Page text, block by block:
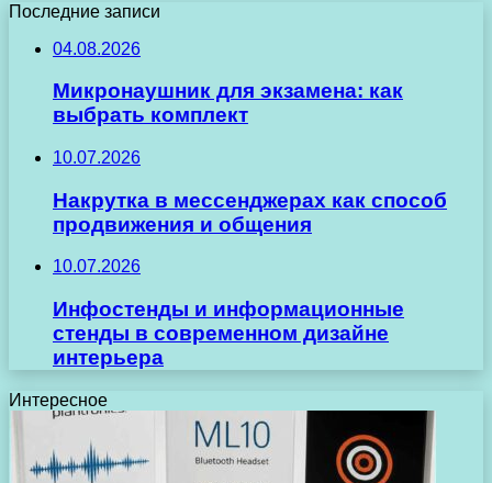
Последние записи
04.08.2026
Микронаушник для экзамена: как
выбрать комплект
10.07.2026
Накрутка в мессенджерах как способ
продвижения и общения
10.07.2026
Инфостенды и информационные
стенды в современном дизайне
интерьера
Интересное